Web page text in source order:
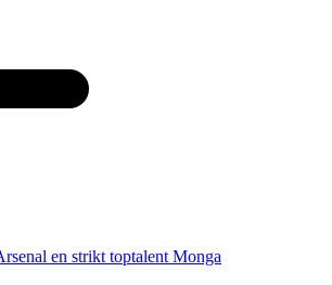
en strikt toptalent Monga